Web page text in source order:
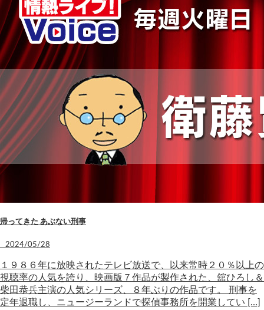
帰ってきた あぶない刑事
2024/05/28
１９８６年に放映されたテレビ放送で、以来常時２０％以上の
視聴率の人気を誇り、映画版７作品が製作された、舘ひろし＆
柴田恭兵主演の人気シリーズ、８年ぶりの作品です。 刑事を
定年退職し、ニュージーランドで探偵事務所を開業してい […]